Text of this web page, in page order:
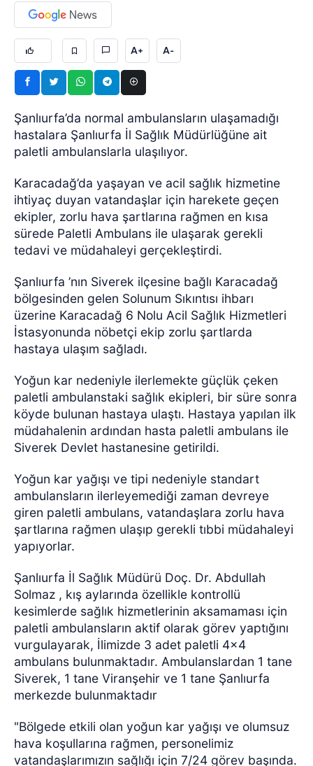
A+ A-
Şanlıurfa’da normal ambulansların ulaşamadığı
hastalara Şanlıurfa İl Sağlık Müdürlüğüne ait
paletli ambulanslarla ulaşılıyor.
Karacadağ’da yaşayan ve acil sağlık hizmetine
ihtiyaç duyan vatandaşlar için harekete geçen
ekipler, zorlu hava şartlarına rağmen en kısa
sürede Paletli Ambulans ile ulaşarak gerekli
tedavi ve müdahaleyi gerçekleştirdi.
Şanlıurfa ’nın Siverek ilçesine bağlı Karacadağ
bölgesinden gelen Solunum Sıkıntısı ihbarı
üzerine Karacadağ 6 Nolu Acil Sağlık Hizmetleri
İstasyonunda nöbetçi ekip zorlu şartlarda
hastaya ulaşım sağladı.
Yoğun kar nedeniyle ilerlemekte güçlük çeken
paletli ambulanstaki sağlık ekipleri, bir süre sonra
köyde bulunan hastaya ulaştı. Hastaya yapılan ilk
müdahalenin ardından hasta paletli ambulans ile
Siverek Devlet hastanesine getirildi.
Yoğun kar yağışı ve tipi nedeniyle standart
ambulansların ilerleyemediği zaman devreye
giren paletli ambulans, vatandaşlara zorlu hava
şartlarına rağmen ulaşıp gerekli tıbbi müdahaleyi
yapıyorlar.
Şanlıurfa İl Sağlık Müdürü Doç. Dr. Abdullah
Solmaz , kış aylarında özellikle kontrollü
kesimlerde sağlık hizmetlerinin aksamaması için
paletli ambulansların aktif olarak görev yaptığını
vurgulayarak, İlimizde 3 adet paletli 4x4
ambulans bulunmaktadır. Ambulanslardan 1 tane
Siverek, 1 tane Viranşehir ve 1 tane Şanlıurfa
merkezde bulunmaktadır
"Bölgede etkili olan yoğun kar yağışı ve olumsuz
hava koşullarına rağmen, personelimiz
vatandaşlarımızın sağlığı için 7/24 görev başında.